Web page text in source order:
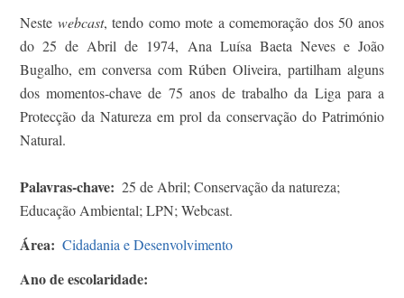
Neste webcast, tendo como mote a comemoração dos 50 anos
do 25 de Abril de 1974, Ana Luísa Baeta Neves e João
Bugalho, em conversa com Rúben Oliveira, partilham alguns
dos momentos-chave de 75 anos de trabalho da Liga para a
Protecção da Natureza em prol da conservação do Património
Natural.
Palavras-chave
25 de Abril; Conservação da natureza;
Educação Ambiental; LPN; Webcast.
Área Cidadania e Desenvolvimento
Ano de escolaridade